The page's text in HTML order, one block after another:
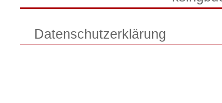
Datenschutzerklärung